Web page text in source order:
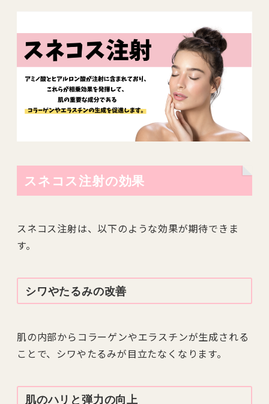
スネコス注射の効果
スネコス注射は、以下のような効果が期待できま
す。
シワやたるみの改善
肌の内部からコラーゲンやエラスチンが生成される
ことで、シワやたるみが目立たなくなります。
肌のハリと弾力の向上